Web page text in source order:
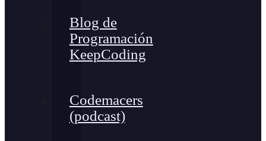
Blog de
Programación
KeepCoding
Codemacers
(podcast)